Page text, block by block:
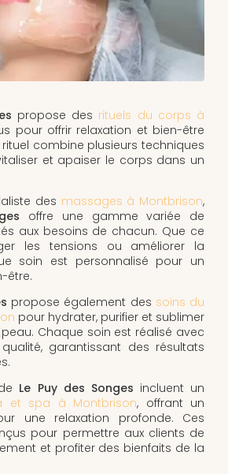
propose des rituels du corps à
pour offrir relaxation et bien-être
combine plusieurs techniques
et apaiser le corps dans un
des massages à Montbrison,
offre une gamme variée de
aux besoins de chacun. Que ce
les tensions ou améliorer la
soin est personnalisé pour un
être.
propose également des soins du
pour hydrater, purifier et sublimer
Chaque soin est réalisé avec
garantissant des résultats
Le Puy des Songes incluent un
et spa à Montbrison, offrant un
une relaxation profonde. Ces
pour permettre aux clients de
et profiter des bienfaits de la